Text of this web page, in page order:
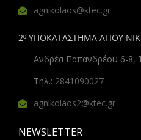
agnikolaos@ktec.gr
2º ΥΠΟΚΑΤΑΣΤΗΜΑ ΑΓΙΟΥ
Ανδρέα Παπανδρέου 6-8,
Τηλ.: 2841090027
agnikolaos2@ktec.gr
NEWSLETTER